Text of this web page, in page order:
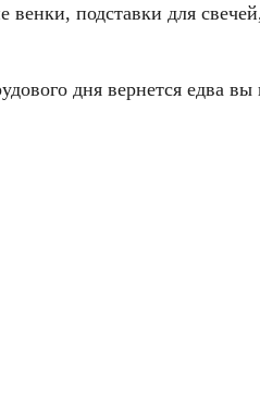
подставки для
дня вернется едва вы